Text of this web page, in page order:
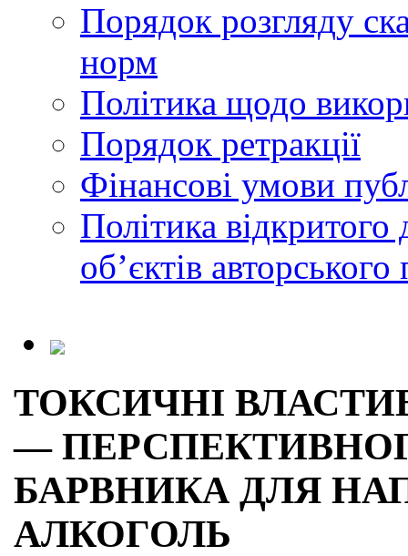
Порядок розгляду
норм
Політика щодо
Порядок ретракції
Фінансові умови
Політика
обʼєктів авторського
ТОКСИЧНІ
—
БАРВНИКА ДЛЯ
АЛКОГОЛЬ